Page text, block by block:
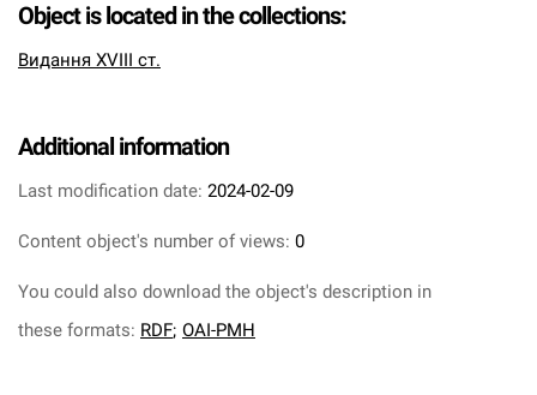
Object is located in the collections:
Видання XVIII ст.
Additional information
Last modification date: 2024-02-09
Content object's number of views: 0
You could also download the object's description in
these formats: RDF; OAI-PMH